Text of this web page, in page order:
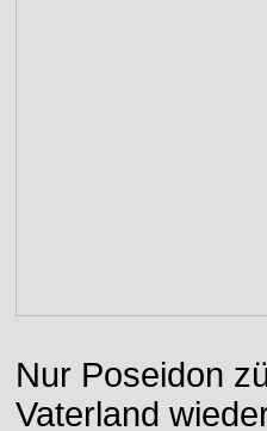
Nur Poseidon
Vaterland